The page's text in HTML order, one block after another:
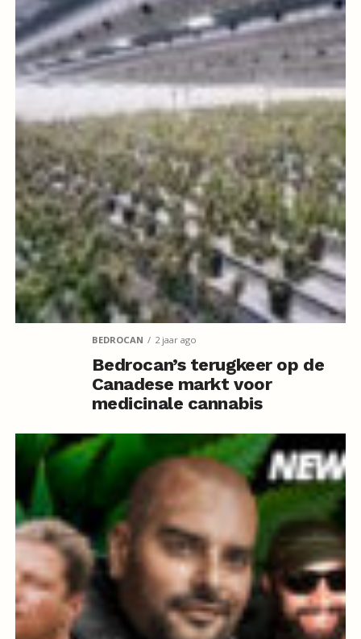
BEDROCAN 2 jaar ago
Bedrocan’s terugkeer op de
Canadese markt voor
medicinale cannabis